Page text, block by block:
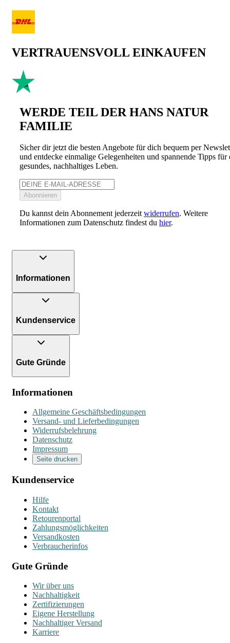
VERTRAUENSVOLL EINKAUFEN
WERDE TEIL DER HANS NATUR
FAMILIE
Sicher dir jetzt die besten Angebote für dich bequem per
und entdecke einmalige Gelegenheiten und spannende Tipps für
gesundes, nachhaltiges Leben.
Abonnieren
Du kannst dein Abonnement jederzeitwiderrufen. Weitere
Informationen zum Datenschutz findest du hier.
Informationen
Kundenservice
Gute Gründe
Informationen
Allgemeine Geschäftsbedingungen
Versand- und Lieferbedingungen
Widerrufsbelehrung
Datenschutz
Impressum
Seite drucken
Kundenservice
Hilfe
Kontakt
Retourenportal
Zahlungsmöglichkeiten
Versandkosten
Verbraucherinfos
Gute Gründe
Wir über uns
Nachhaltigkeit
Zertifizierungen
Eigene Herstellung
Nachhaltiger Versand
Karriere